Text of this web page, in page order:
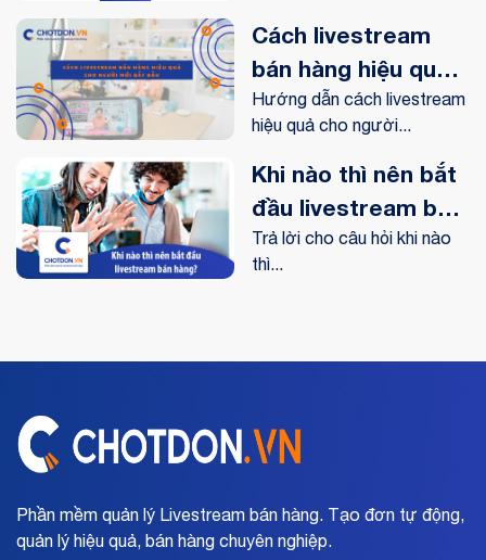
Cách livestream
bán hàng hiệu quả
cho người mới bắt
đầu
Hướng dẫn cách livestream
hiệu quả cho người...
Khi nào thì nên bắt
đầu livestream bán
hàng?
Trả lời cho câu hỏi khi nào
thì...
Phần mềm quản lý Livestream bán hàng. Tạo đơn tự động,
quản lý hiệu quả, bán hàng chuyên nghiệp.